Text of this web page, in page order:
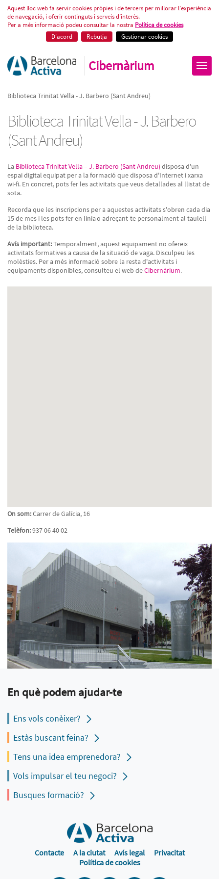
Biblioteca Trinitat Vella - J.
Aquest lloc web fa servir cookies pròpies i de tercers per millorar l’experiència
de navegació, i oferir continguts i serveis d’interès.
Per a més informació podeu consultar la nostra Política de cookies
D'acord
Rebutja Gestionar cookies
Cibernàrium
Biblioteca Trinitat Vella - J. Barbero (Sant Andreu)
Biblioteca Trinitat Vella - J. Barbero
(Sant Andreu)
La Biblioteca Trinitat Vella – J. Barbero (Sant Andreu) disposa d'un
espai digital equipat per a la formació que disposa d'Internet i xarxa
wi-fi. En concret, pots fer les activitats que veus detallades al llistat de
sota.
Recorda que les inscripcions per a aquestes activitats s'obren cada dia
15 de mes i les pots fer en línia o adreçant-te personalment al taulell
de la biblioteca.
Avís important:Temporalment, aquest equipament no ofereix
activitats formatives a causa de la situació de vaga. Disculpeu les
molèsties. Per a més informació sobre la resta d'activitats i
equipaments disponibles, consulteu el web deCibernàrium.
On som:Carrer de Galícia, 16
Telèfon:937 06 40 02
En què podem ajudar-te
Ens vols conèixer?
Estàs buscant feina?
Tens una idea emprenedora?
Vols impulsar el teu negoci?
Busques formació?
Contacte A la ciutat Avís legal
Privacitat
Política de cookies